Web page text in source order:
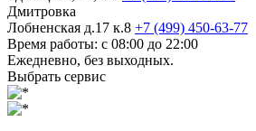
Дмитровка
Лобненская д.17 к.8 +7 (499) 450-63-77
Время работы: с 08:00 до 22:00
Ежедневно, без выходных.
Выбрать сервис